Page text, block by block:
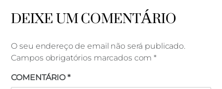
DEIXE UM COMENTÁRIO
O seu endereço de email não será publicado.
Campos obrigatórios marcados com*
COMENTÁRIO*